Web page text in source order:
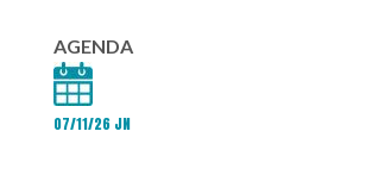
AGENDA
07/11/26 JN